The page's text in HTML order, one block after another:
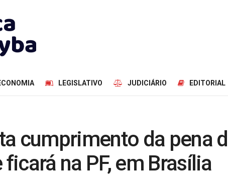
LEGISLATIVO JUDICIÁRIO EDITORIAL
cumprimento da pena
na PF, em Brasília